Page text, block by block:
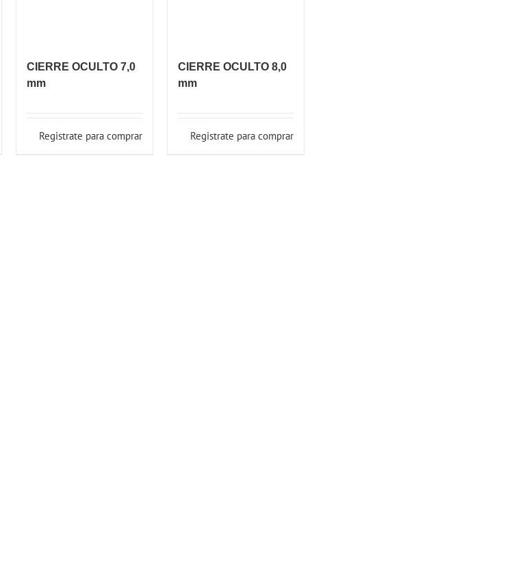
CIERRE OCULTO 7,0
mm
Registrate para comprar
CIERRE OCULTO 8,0
mm
Registrate para comprar